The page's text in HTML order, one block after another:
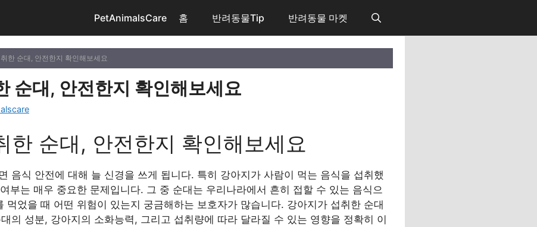
PetAnimalsCare 홈 반려동물Tip 반려동물 마켓
한 순대, 안전한지 확인해보세요
순대, 안전한지 확인해보세요
한 순대, 안전한지 확인해보세요
음식 안전에 대해 늘 신경을 쓰게 됩니다. 특히 강아지가 사람이 먹는 음식을 섭취했
부는 매우 중요한 문제입니다. 그 중 순대는 우리나라에서 흔히 접할 수 있는 음식으
먹었을 때 어떤 위험이 있는지 궁금해하는 보호자가 많습니다. 강아지가 섭취한 순대
의 성분, 강아지의 소화능력, 그리고 섭취량에 따라 달라질 수 있는 영향을 정확히 이